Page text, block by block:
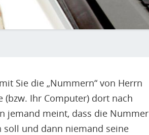
Sie die „Nummern“ von Herrn
(bzw. Ihr Computer) dort nach
jemand meint, dass die Nummer
und dann niemand seine